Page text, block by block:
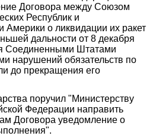
Договора между Союзом
Республик и
о ликвидации их ракет
дальности от 8 декабря
Соединенными Штатами
нарушений обязательств по
до прекращения его
поручил "Министерству
Федерации направить
Договора уведомление о